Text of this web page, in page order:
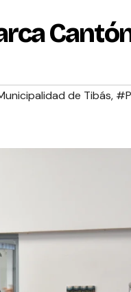
de Tibás,